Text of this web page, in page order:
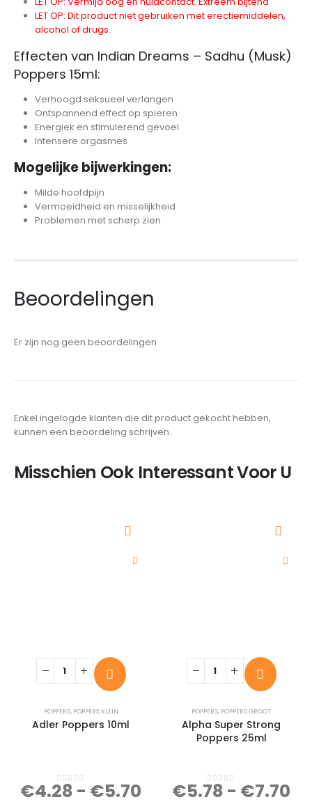
LET OP: Dit product niet gebruiken met erectiemiddelen,
alcohol of drugs.
Effecten van Indian Dreams – Sadhu (Musk)
Poppers 15ml:
Verhoogd seksueel verlangen
Ontspannend effect op spieren
Energiek en stimulerend gevoel
Intensere orgasmes
Mogelijke bijwerkingen:
Milde hoofdpijn
Vermoeidheid en misselijkheid
Problemen met scherp zien
Beoordelingen
Er zijn nog geen beoordelingen.
Enkel ingelogde klanten die dit product gekocht hebben,
kunnen een beoordeling schrijven.
Misschien Ook Interessant Voor U
POPPERS, POPPERS KLEIN
Adler Poppers 10ml
0out of 5
€4.28 - €5.70
POPPERS, POPPERS GROOT
Alpha Super Strong
Poppers 25ml
0out of 5
€5.78 - €7.70